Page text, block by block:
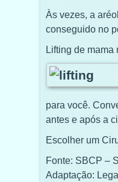
Às vezes, a
conseguido no
Lifting de
para você.
antes e após a
Escolher um
Fonte: SBCP –
Adaptação: